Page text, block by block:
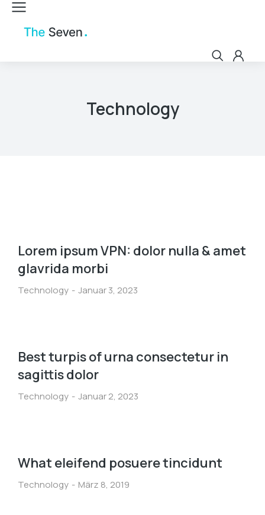
Technology
Lorem ipsum VPN: dolor nulla & amet
glavrida morbi
Technology Januar 3, 2023
Best turpis of urna consectetur in
sagittis dolor
Technology Januar 2, 2023
What eleifend posuere tincidunt
Technology März 8, 2019